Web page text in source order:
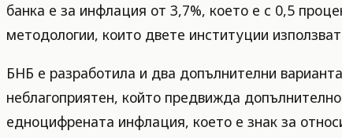
банка е за инфлация от 3,7%, което е с 0,5
методологии, които двете институции
БНБ е разработила и два допълнителни
неблагоприятен, който предвижда
едноцифрената инфлация, което е знак за